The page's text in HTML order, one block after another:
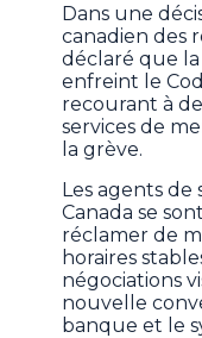
Dans une
canadien des
déclaré que
enfreint le
recourant à
services de
la grève.
Les agents
Canada se
réclamer de
horaires
négociations
nouvelle
banque et le